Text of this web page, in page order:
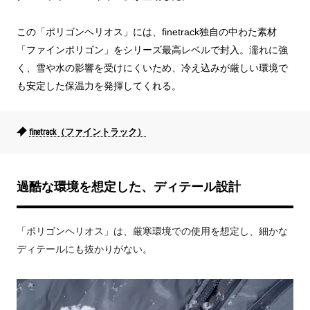
この「ポリゴンヘリオス」には、finetrack独自の中わた素材
「ファインポリゴン」をシリーズ最高レベルで封入。濡れに強
く、雪や水の影響を受けにくいため、冷え込みが厳しい環境で
も安定した保温力を発揮してくれる。
finetrack（ファイントラック）
過酷な環境を想定した、ディテール設計
「ポリゴンヘリオス」は、厳寒環境での使用を想定し、細かな
ディテールにも抜かりがない。